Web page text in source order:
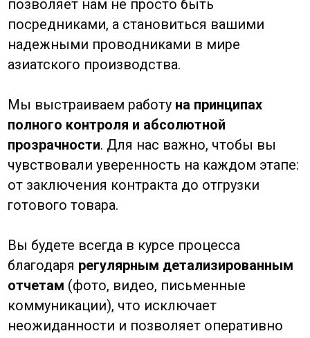
вложение в стабильность, качество
и рентабельность ваших поставок
из КНР.
Часто задаваемые вопросы